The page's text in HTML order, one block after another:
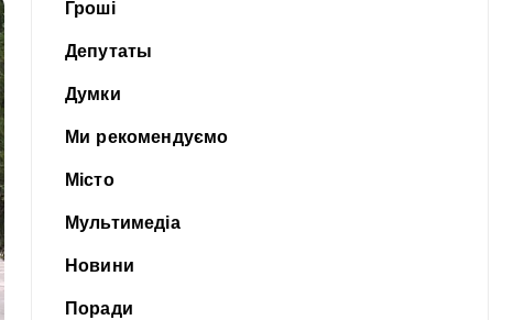
Гроші
Депутаты
Думки
Ми рекомендуємо
Місто
Мультимедіа
Новини
Поради